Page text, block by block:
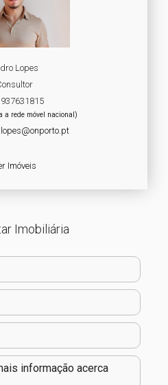
Lopes
937631815
a rede móvel nacional)
Imóveis
Imobiliária